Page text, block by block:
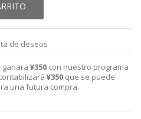
de deseos
ganara ¥350 con nuestro programa
¥350 que se puede
una futura compra.